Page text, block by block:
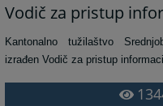
Vodič za pristup
Kantonalno tužilaštvo
izrađen Vodič za pristup